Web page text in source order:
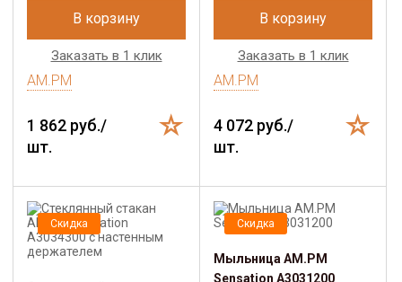
В корзину
Заказать в 1 клик
AM.PM
1 862 руб./
шт.
В корзину
Заказать в 1 клик
AM.PM
4 072 руб./
шт.
Скидка Скидка
Мыльница AM.PM
Sensation A3031200